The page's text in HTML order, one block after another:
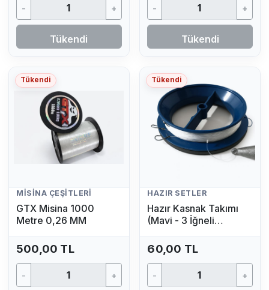
- +
Tükendi
- +
Tükendi
Tükendi
MISINA ÇEŞITLERI
GTX Misina 1000
Metre 0,26 MM
500,00 TL
- +
Tükendi
HAZIR SETLER
Hazır Kasnak Takımı
(Mavi - 3 İğneli
60,00 TL
- +